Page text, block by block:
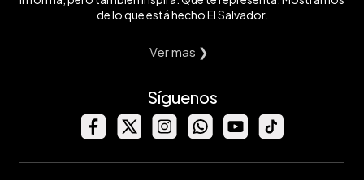
de lo que está hecho El Salvador.
Ver mas ❯
Síguenos